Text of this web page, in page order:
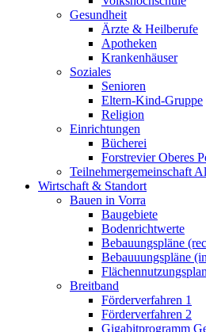
Gesundheit
Ärzte & Heilberufe
Apotheken
Krankenhäuser
Soziales
Senioren
Eltern-Kind-Gruppe
Religion
Einrichtungen
Bücherei
Forstrevier Oberes
Teilnehmergemeinschaft
Wirtschaft & Standort
Bauen in Vorra
Baugebiete
Bodenrichtwerte
Bebauungspläne
Bebauuungspläne
Flächennutzungsplan
Breitband
Förderverfahren 1
Förderverfahren 2
Gigabitprogramm